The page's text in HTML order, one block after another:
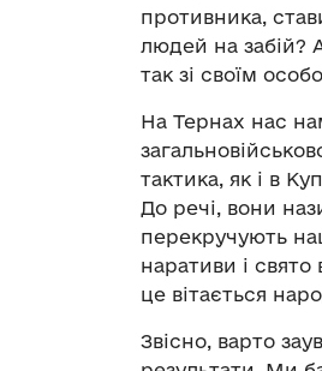
противника,
людей на забій?
так зі своїм
На Тернах нас
тактика, як і в
До речі, вони
перекручують
наративи і
це вітається
Звісно, варто